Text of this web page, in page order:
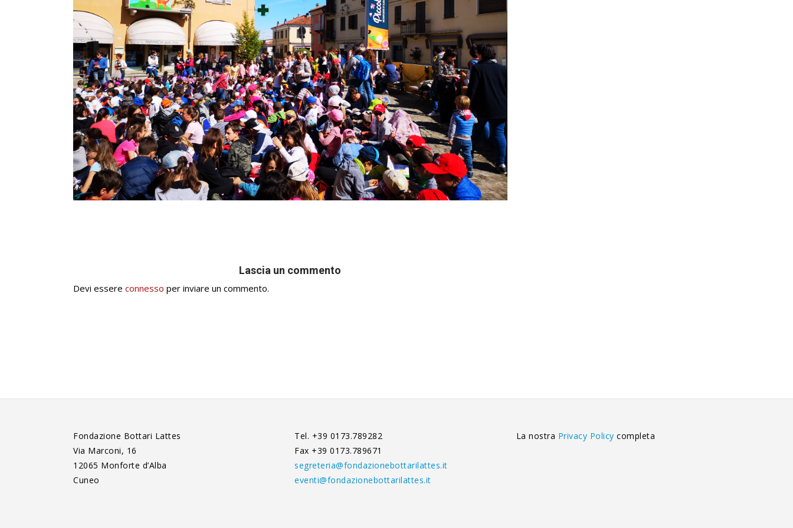
Lascia un commento
Devi essere connesso per inviare un commento.
Fondazione Bottari Lattes
Via Marconi, 16
12065 Monforte d’Alba
Cuneo
Tel. +39 0173.789282
Fax +39 0173.789671
segreteria@fondazionebottarilattes.it
eventi@fondazionebottarilattes.it
La nostra Privacy Policycompleta